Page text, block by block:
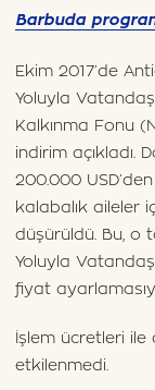
Barbuda
Ekim 2017’de
Yoluyla
Kalkınma Fonu
indirim açıkladı.
200.000
kalabalık aileler
düşürüldü. Bu, o
Yoluyla
fiyat
İşlem ücretleri
etkilenmedi.